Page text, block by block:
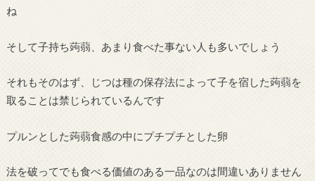
ね
そして子持ち蒟蒻、あまり食べた事ない人も多いでしょう
それもそのはず、じつは種の保存法によって子を宿した蒟蒻を
取ることは禁じられているんです
プルンとした蒟蒻食感の中にプチプチとした卵
法を破ってでも食べる価値のある一品なのは間違いありません